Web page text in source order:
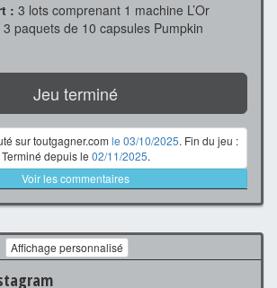
: 3 lots comprenant 1 machine L’Or
paquets de 10 capsules Pumpkin
Jeu terminé
sur toutgagner.com le 03/10/2025. Fin du jeu :
Terminé depuis le 02/11/2025.
Voir les commentaires
Affichage personnalisé